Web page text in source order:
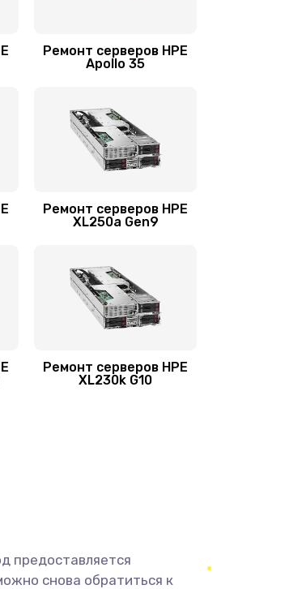
Заказать
Заказать
Ремонт серверов HPE
Apollo 35
Ремонт серверов HPE
XL250a Gen9
Ремонт серверов HPE
XL230k G10
предоставляется
снова обратиться к